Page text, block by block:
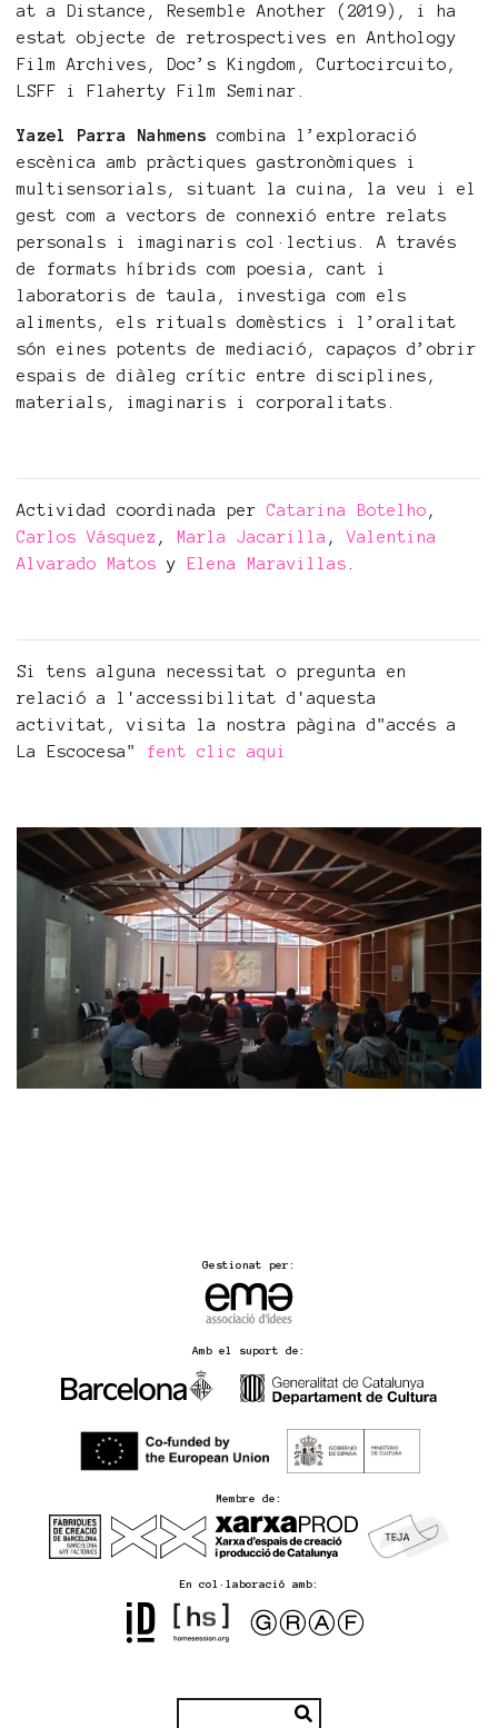
at a Distance, Resemble Another (2019), i ha
estat objecte de retrospectives en Anthology
Film Archives, Doc’s Kingdom, Curtocircuito,
LSFF i Flaherty Film Seminar.
Yazel Parra Nahmens combina l’exploració
escènica amb pràctiques gastronòmiques i
multisensorials, situant la cuina, la veu i el
gest com a vectors de connexió entre relats
personals i imaginaris col·lectius. A través
de formats híbrids com poesia, cant i
laboratoris de taula, investiga com els
aliments, els rituals domèstics i l’oralitat
són eines potents de mediació, capaços d’obrir
espais de diàleg crític entre disciplines,
materials, imaginaris i corporalitats.
Actividad coordinada per Catarina Botelho ,
Carlos Vásquez , Marla Jacarilla ,Valentina
Alvarado Matos y Elena Maravillas
Si tens alguna necessitat o pregunta en
relació a l'accessibilitat d'aquesta
activitat, visita la nostra pàgina d"accés a
La Escocesa" fent clic aqui
Gestionat per:
Amb el suport de:
Membre de:
En col·laboració amb: